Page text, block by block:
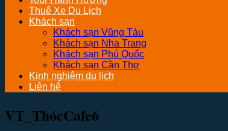
Thuê Xe Du Lịch
Khách sạn
Khách sạn Vũng Tàu
Khách sạn Nha Trang
Khách sạn Phú Quốc
Khách sạn Cần Thơ
Kinh nghiệm du lịch
Liên hệ
VT_ThócCafe6